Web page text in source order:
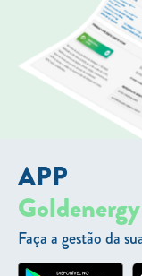
APP
Goldenergy
Faça a gestão da